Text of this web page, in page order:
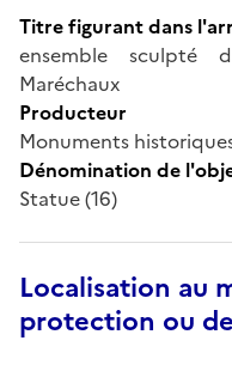
Titre figurant dans
ensemble sculpté
Maréchaux
Producteur
Monuments
Dénomination de
Statue (16)
Localisation au
protection ou